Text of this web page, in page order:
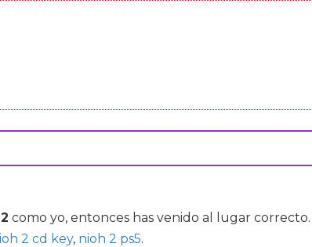
como yo, entonces has venido al lugar
2 cd key, nioh 2 ps5.